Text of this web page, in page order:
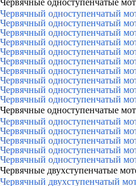
Червячные одноступенчатые
Червячный одноступенчатый
Червячный одноступенчатый
Червячный одноступенчатый
Червячный одноступенчатый
Червячный одноступенчатый
Червячный одноступенчатый
Червячный одноступенчатый
Червячный одноступенчатый
Червячный одноступенчатый
Червячный одноступенчатый
Червячные одноступенчатые
Червячный одноступенчатый
Червячный одноступенчатый
Червячный одноступенчатый
Червячный одноступенчатый
Червячный одноступенчатый
Червячные двухступенчатые
Червячный двухступенчатый